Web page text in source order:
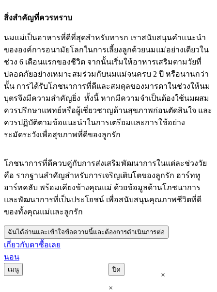
สิ่งสำคัญที่ควรทราบ
นมแม่เป็นอาหารที่ดีที่สุดสำหรับทารก เราสนับสนุนคำแนะนำ
ขององค์การอนามัยโลกในการเลี้ยงลูกด้วยนมแม่อย่างเดียวใน
ช่วง 6 เดือนแรกของชีวิต จากนั้นเริ่มให้อาหารเสริมตามวัยที่
ปลอดภัยอย่างเหมาะสมร่วมกับนมแม่จนครบ 2 ปี หรือนานกว่า
นั้น การได้รับโภชนาการที่ดีและสมดุลของมารดาในช่วงให้นม
บุตรจึงมีความสำคัญยิ่ง ทั้งนี้ หากมีความจำเป็นต้องใช้นมผสม
ควรปรึกษาแพทย์หรือผู้เชี่ยวชาญด้านสุขภาพก่อนตัดสินใจ และ
ควรปฏิบัติตามข้อแนะนำในการเตรียมและการใช้อย่าง
ระมัดระวังเพื่อสุขภาพที่ดีของลูกรัก
โภชนาการที่ดีควบคู่กับการส่งเสริมพัฒนาการในแต่ละช่วงวัย
คือ รากฐานสำคัญสำหรับการเจริญเติบโตของลูกรัก ฮาร์ททู
ฮาร์ทคลับ พร้อมเคียงข้างคุณแม่ ด้วยข้อมูลด้านโภชนาการ
และพัฒนาการที่เป็นประโยชน์ เพื่อสนับสนุนคุณภาพชีวิตที่ดี
ของทั้งคุณแม่และลูกรัก
ฉันได้อ่านและเข้าใจข้อความนี้และต้องการดำเนินการต่อ
เกี่ยวกับดา
นอน
ซื้อเลย
เมนู ปิด
×
×